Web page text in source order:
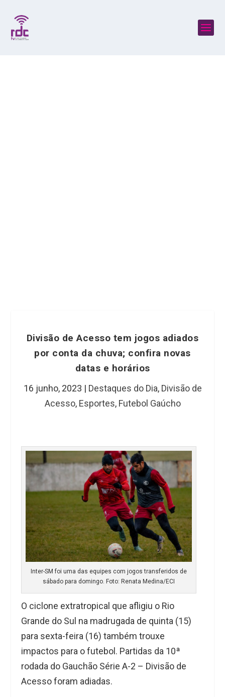
Divisão de Acesso tem jogos adiados
por conta da chuva; confira novas
datas e horários
16 junho, 2023 | Destaques do Dia, Divisão de
Acesso, Esportes, Futebol Gaúcho
Inter-SM foi uma das equipes com jogos transferidos de
sábado para domingo. Foto: Renata Medina/ECI
O ciclone extratropical que afligiu o Rio
Grande do Sul na madrugada de quinta (15)
para sexta-feira (16) também trouxe
impactos para o futebol. Partidas da 10ª
rodada do Gauchão Série A-2 – Divisão de
Acesso foram adiadas.